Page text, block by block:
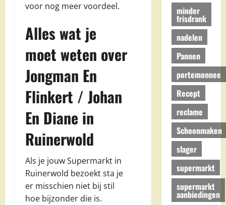
voor nog meer voordeel.
Alles wat je
moet weten over
Jongman En
Flinkert / Johan
En Diane in
Ruinerwold
Als je jouw Supermarkt in
Ruinerwold bezoekt sta je
er misschien niet bij stil
hoe bijzonder die is.
minder
frisdrank
nadelen
Pannen
portemonnee
Recept
reclame
Schoonmaken
slager
supermarkt
supermarkt
aanbiedingen